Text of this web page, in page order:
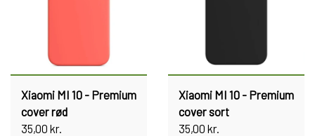
Xiaomi MI 10 - Premium
cover rød
35,00 kr.
Xiaomi MI 10 - Premium
cover sort
35,00 kr.